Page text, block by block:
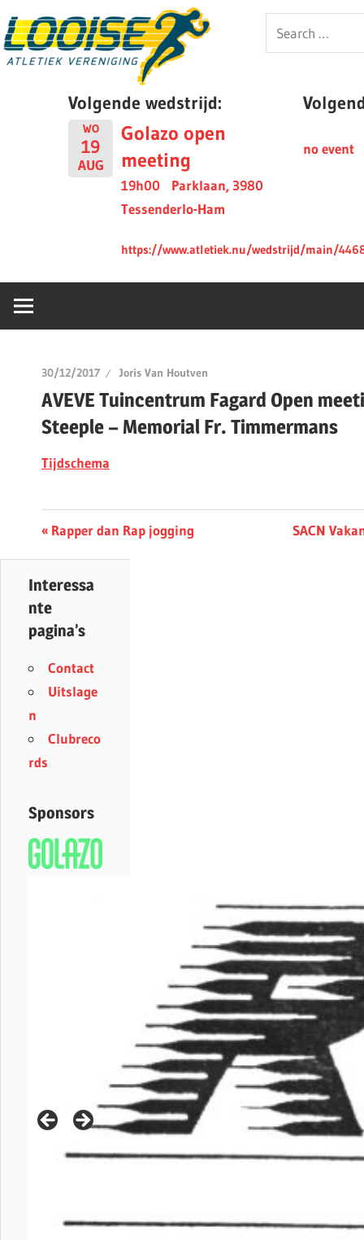
to
content
Looise
Search
for:
Volgende wedstrijd:
WO
19
AUG
Golazo open
meeting
19h00
Parklaan, 3980
Tessenderlo-Ham
https://www.atletiek.nu/wedstrijd/main/
no event
30/12/2017 Joris Van Houtven
AVEVE Tuincentrum Fagard Open
Steeple – Memorial Fr. Timmermans
Tijdschema
Berichtnavigatie
Previous
Rapper dan Rap jogging
Next
SACN
Interessa
nte
pagina’s
Contact
Uitslage
n
Clubreco
rds
Sponsors